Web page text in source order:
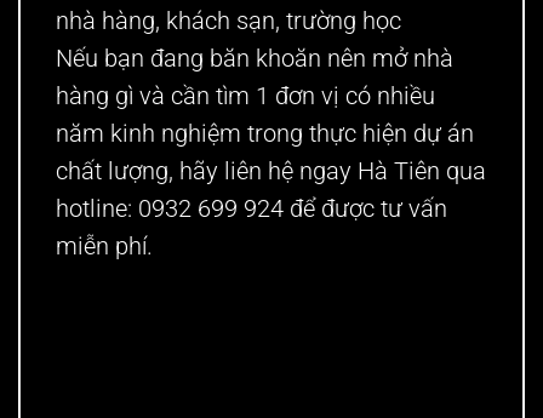
nhà hàng, khách sạn, trường học
Nếu bạn đang băn khoăn nên mở nhà
hàng gì và cần tìm 1 đơn vị có nhiều
năm kinh nghiệm trong thực hiện dự án
chất lượng, hãy liên hệ ngay Hà Tiên qua
hotline: 0932 699 924 để được tư vấn
miễn phí.